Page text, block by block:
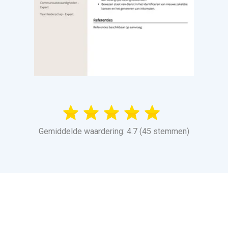
Gemiddelde waardering: 4.7 (45 stemmen)